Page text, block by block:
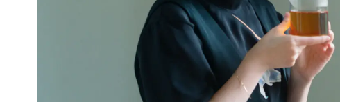
白葉茶 玉露 茎茶 碾茶 中国茶
ミルクティー かぶせ茶 茶外茶 ダージリン
長野 埼玉 大阪 千葉